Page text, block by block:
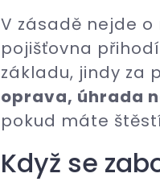
V zásadě nejde
pojišťovna
základu, jindy za
oprava, úhrada
pokud máte
Když se